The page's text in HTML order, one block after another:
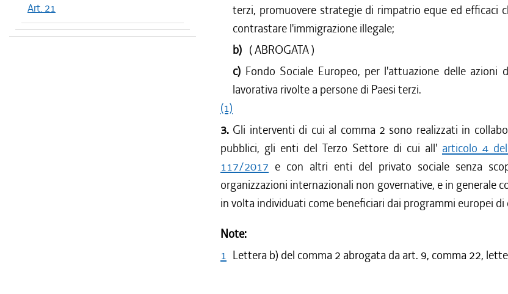
Art. 21
terzi, promuovere strategie di rimpatrio eque ed efficaci
contrastare l'immigrazione illegale;
b) ( ABROGATA )
c) Fondo Sociale Europeo, per l'attuazione delle azioni
lavorativa rivolte a persone di Paesi terzi.
(1)
3. Gli interventi di cui al comma 2 sono realizzati in
pubblici, gli enti del Terzo Settore di cui all' articolo 4
117/2017 e con altri enti del privato sociale senza
organizzazioni internazionali non governative, e in generale
in volta individuati come beneficiari dai programmi europei di
Note:
1 Lettera b) del comma 2 abrogata da art. 9, comma 22,